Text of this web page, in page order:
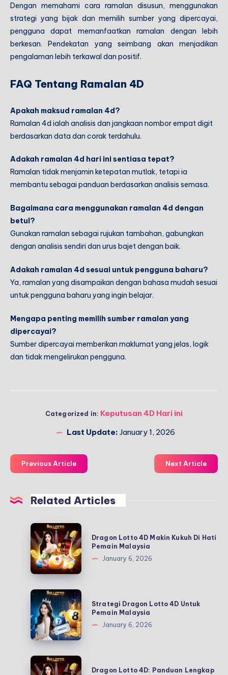
Dengan memahami cara ramalan disusun, menggunakan
strategi yang bijak dan memilih sumber yang dipercayai,
pengguna dapat memanfaatkan ramalan dengan lebih
berkesan. Pendekatan yang seimbang akan menjadikan
pengalaman lebih terkawal dan positif.
FAQ Tentang Ramalan 4D
Apakah maksud ramalan 4d?
Ramalan 4d ialah analisis dan jangkaan nombor empat digit
berdasarkan data dan corak terdahulu.
Adakah ramalan 4d hari ini sentiasa tepat?
Ramalan tidak menjamin ketepatan mutlak, tetapi ia
membantu sebagai panduan berdasarkan analisis semasa.
Bagaimana cara menggunakan ramalan 4d dengan
betul?
Gunakan ramalan sebagai rujukan tambahan, gabungkan
dengan analisis sendiri dan urus bajet dengan baik.
Adakah ramalan 4d sesuai untuk pengguna baharu?
Ya, ramalan yang disampaikan dengan bahasa mudah sesuai
untuk pengguna baharu yang ingin belajar.
Mengapa penting memilih sumber ramalan yang
dipercayai?
Sumber dipercayai memberikan maklumat yang jelas, logik
dan tidak mengelirukan pengguna.
Categorized in: Keputusan 4D Hari ini
Last Update: January 1, 2026
Previous Article Next Article
Related Articles
Dragon
Lotto
4D
Makin
Kukuh
Di
Hati
Pemain
Malaysia
Dragon Lotto 4D Makin Kukuh Di Hati
Pemain Malaysia
January 6, 2026
Strategi
Dragon
Lotto
4D
Untuk
Pemain
Malaysia
Strategi Dragon Lotto 4D Untuk
Pemain Malaysia
January 6, 2026
Dragon
Dragon Lotto 4D: Panduan Lengkap